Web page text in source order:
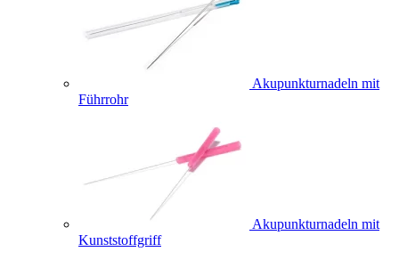
Akupunkturnadeln mit
Führrohr
Akupunkturnadeln mit
Kunststoffgriff